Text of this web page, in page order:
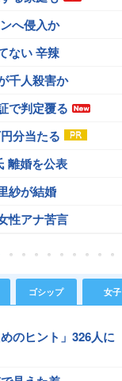
へ侵入か
ない 辛辣
千人殺害か
で判定覆る
分当たる
離婚を公表
紗が結婚
性アナ苦言
ゴシップ 女子
めのヒント」326人に